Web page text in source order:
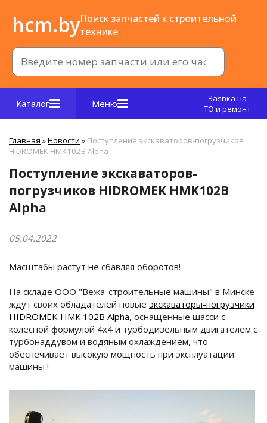
hcm.byПоиск запчастей к строительной
технике
Каталог Меню
Заявка на
ТО и ремонт
Главная »Новости » Поступление экскаваторов-погрузчиков
HIDROMEK HMK102B Alpha
Поступление экскаваторов-
погрузчиков HIDROMEK HMK102B
Alpha
05.04.2022
Масштабы растут не сбавляя оборотов!
На складе ООО "Вежа-строительные машины" в Минске
ждут своих обладателей новые экскаваторы-погрузчики
HIDROMEK НМК 102В Alpha, оснащенные шасси с
колесной формулой 4х4 и турбодизельным двигателем с
турбонаддувом и водяным охлаждением, что
обеспечивает высокую мощность при эксплуатации
машины !